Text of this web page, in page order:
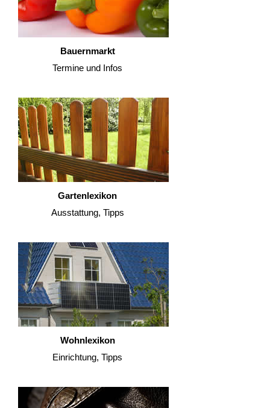
Bauernmarkt
Termine und Infos
Gartenlexikon
Ausstattung, Tipps
Wohnlexikon
Einrichtung, Tipps